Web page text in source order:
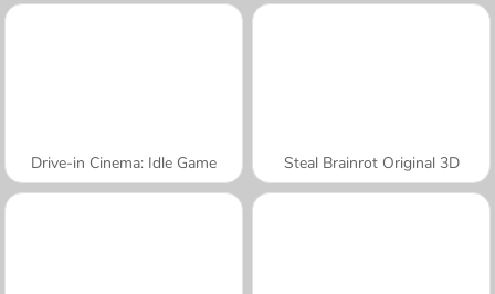
Drive-in Cinema: Idle Game Steal Brainrot Original 3D